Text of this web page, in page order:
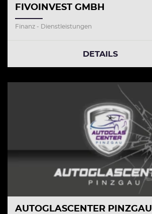
FIVOINVEST GMBH
Finanz - Dienstleistungen
DETAILS
AUTOGLASCENTER PINZGAU